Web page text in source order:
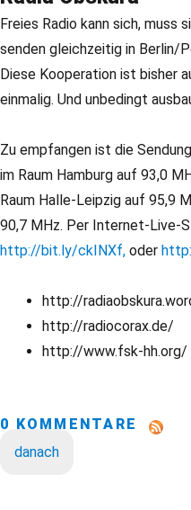
Freies Radio kann sich, muss
senden gleichzeitig in Berlin/
Diese Kooperation ist bisher
einmalig. Und unbedingt
Zu empfangen ist die
im Raum Hamburg auf 93,0
Raum Halle-Leipzig auf 95,9
90,7 MHz. Per Internet-Live-
http://bit.ly/ckINXf, oder
http://
http://radiocorax.de/
http://www.fsk-hh.org/
0 KOMMENTARE
danach